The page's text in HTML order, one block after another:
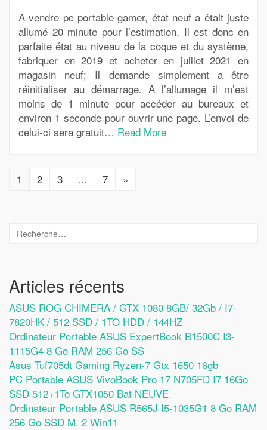
A vendre pc portable gamer, état neuf a était juste
allumé 20 minute pour l’estimation. Il est donc en
parfaite état au niveau de la coque et du système,
fabriquer en 2019 et acheter en juillet 2021 en
magasin neuf; Il demande simplement a être
réinitialiser au démarrage. A l’allumage il m’est
moins de 1 minute pour accéder au bureaux et
environ 1 seconde pour ouvrir une page. L’envoi de
celui-ci sera gratuit… Read More
1 2 3 … 7 »
Articles récents
ASUS ROG CHIMERA / GTX 1080 8GB/ 32Gb / I7-
7820HK / 512 SSD / 1TO HDD / 144HZ
Ordinateur Portable ASUS ExpertBook B1500C I3-
1115G4 8 Go RAM 256 Go SS
Asus Tuf705dt Gaming Ryzen-7 Gtx 1650 16gb
PC Portable ASUS VivoBook Pro 17 N705FD I7 16Go
SSD 512+1To GTX1050 Bat NEUVE
Ordinateur Portable ASUS R565J I5-1035G1 8 Go RAM
256 Go SSD M. 2 Win11